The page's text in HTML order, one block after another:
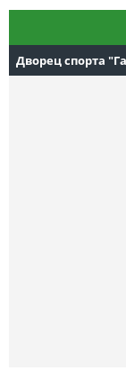
Дворец спорта